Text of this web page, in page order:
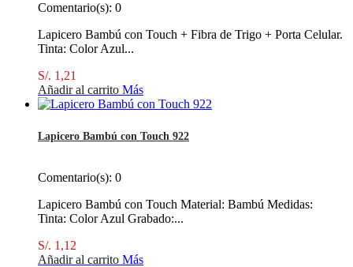
Comentario(s): 0
Lapicero Bambú con Touch + Fibra de Trigo + Porta Celular.
Tinta: Color Azul...
S/. 1,21
Añadir al carrito Más
Lapicero Bambú con Touch 922
Comentario(s): 0
Lapicero Bambú con Touch Material: Bambú Medidas:
Tinta: Color Azul Grabado:...
S/. 1,12
Añadir al carrito Más